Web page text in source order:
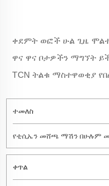
ቀደምት ወፎች ሁል ጊዜ
ዋና ዋና ቦታዎችን ማግኘት
TCN ትልቁ ማስተዋወቂያ
ተመለስ
የቲሲኤን መሸጫ ማሽን በሁሉም
ቀጥል